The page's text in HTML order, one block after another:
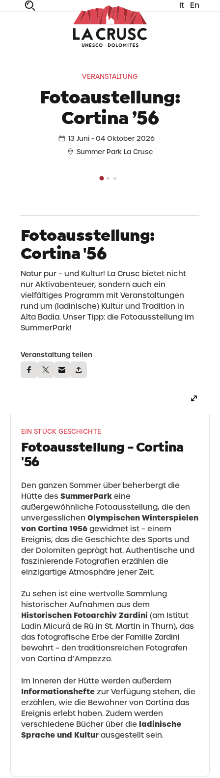
It En
VERANSTALTUNG
Fotoaustellung:
Cortina ’56
13 Juni - 04 Oktober 2026
Summer Park La Crusc
Fotoausstellung:
Cortina '56
Natur pur – und Kultur! La Crusc bietet nicht
nur Aktivabenteuer, sondern auch ein
vielfältiges Programm mit Veranstaltungen
rund um (ladinische) Kultur und Tradition in
Alta Badia. Unser Tipp: die Fotoausstellung im
SummerPark!
Veranstaltung teilen
EIN STÜCK GESCHICHTE
Fotoausstellung - Cortina
'56
Den ganzen Sommer über beherbergt die
Hütte des SummerPark eine
außergewöhnliche Fotoausstellung, die den
unvergesslichen Olympischen Winterspielen
von Cortina 1956 gewidmet ist – einem
Ereignis, das die Geschichte des Sports und
der Dolomiten geprägt hat. Authentische und
faszinierende Fotografien erzählen die
einzigartige Atmosphäre jener Zeit.
Zu sehen ist eine wertvolle Sammlung
historischer Aufnahmen aus dem
Historischen Fotoarchiv Zardini (am Istitut
Ladin Micurá de Rü in St. Martin in Thurn), das
das fotografische Erbe der Familie Zardini
bewahrt – den traditionsreichen Fotografen
von Cortina d’Ampezzo.
Im Inneren der Hütte werden außerdem
Informationshefte zur Verfügung stehen, die
erzählen, wie die Bewohner von Cortina das
Ereignis erlebt haben. Zudem werden
verschiedene Bücher über die ladinische
Sprache und Kultur ausgestellt sein.